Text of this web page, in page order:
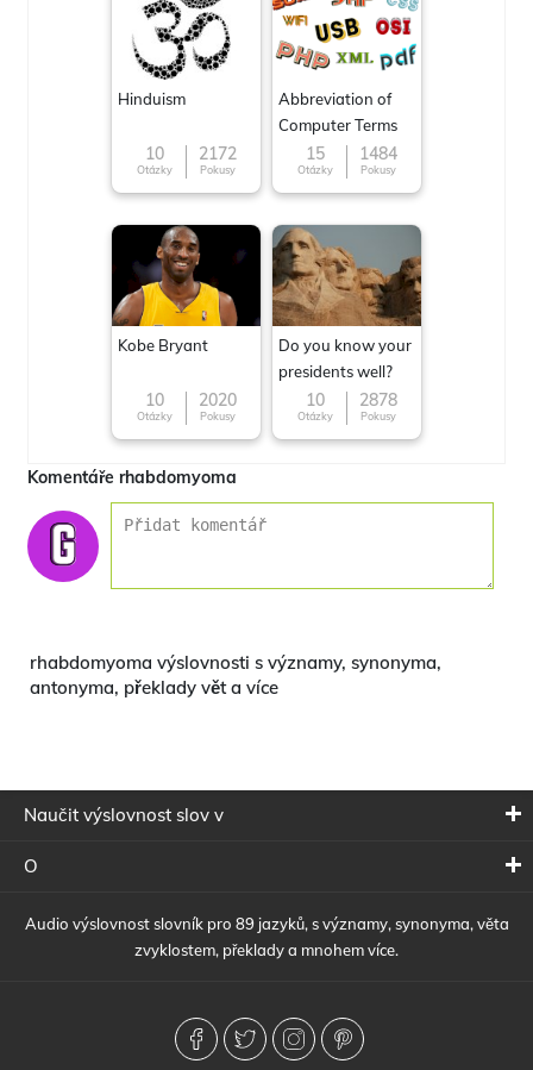
Hinduism
10
Otázky
2172
Pokusy
Abbreviation of
Computer Terms
15
Otázky
1484
Pokusy
Kobe Bryant
10
Otázky
2020
Pokusy
Do you know your
presidents well?
10
Otázky
2878
Pokusy
Komentáře rhabdomyoma
rhabdomyoma výslovnosti s významy, synonyma,
antonyma, překlady vět a více
Naučit výslovnost slov v
O
Audio výslovnost slovník pro 89 jazyků, s významy, synonyma, věta
zvyklostem, překlady a mnohem více.